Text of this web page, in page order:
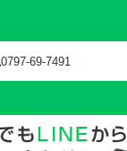
0797-69-7491